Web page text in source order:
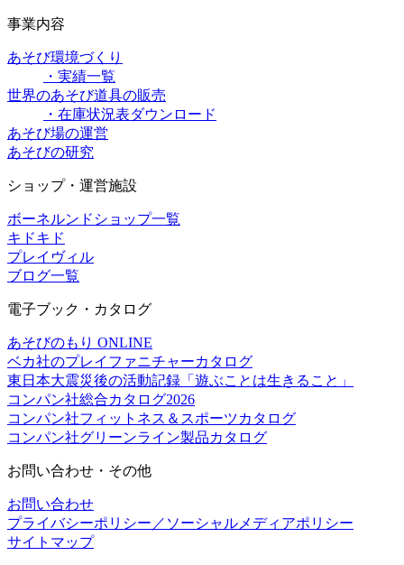
事業内容
あそび環境づくり
・実績一覧
世界のあそび道具の販売
・在庫状況表ダウンロード
あそび場の運営
あそびの研究
ショップ・運営施設
ボーネルンドショップ一覧
キドキド
プレイヴィル
ブログ一覧
電子ブック・カタログ
あそびのもり ONLINE
ベカ社のプレイファニチャーカタログ
東日本大震災後の活動記録「遊ぶことは生きること」
コンパン社総合カタログ2026
コンパン社フィットネス＆スポーツカタログ
コンパン社グリーンライン製品カタログ
お問い合わせ・その他
お問い合わせ
プライバシーポリシー／ソーシャルメディアポリシー
サイトマップ